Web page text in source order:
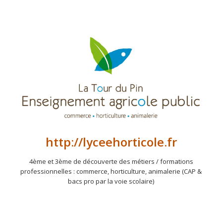
http://lyceehorticole.fr
4ème et 3ème de découverte des métiers / formations
professionnelles : commerce, horticulture, animalerie (CAP &
bacs pro par la voie scolaire)